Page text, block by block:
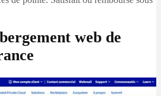
web de